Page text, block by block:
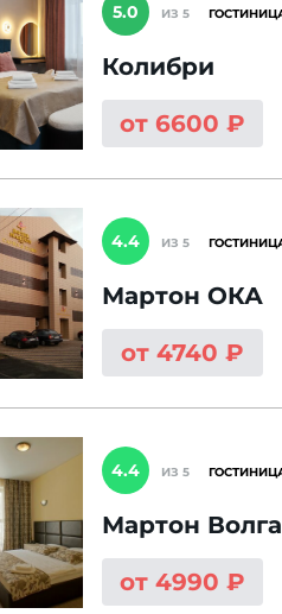
5.0 ИЗ 5
Колибри
от 6600 ₽
4.4 ИЗ 5
Мартон ОКА
от 4740 ₽
4.4 ИЗ 5
Мартон Волга
от 4990 ₽